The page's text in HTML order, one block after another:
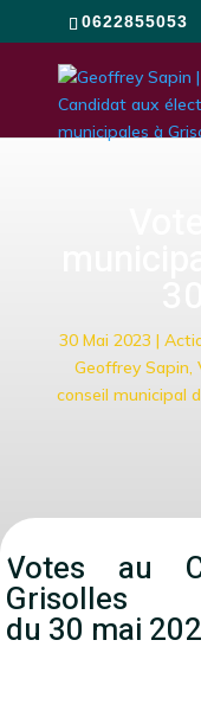
0622855053
30 Mai 2023 |
Geoffrey Sapin,
conseil municipal
Votes au
Grisolles
du 30 mai